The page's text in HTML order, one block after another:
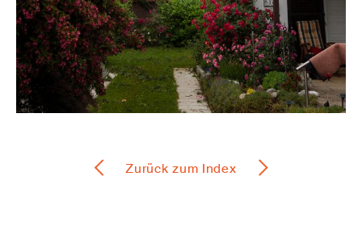
Zurück zum Index